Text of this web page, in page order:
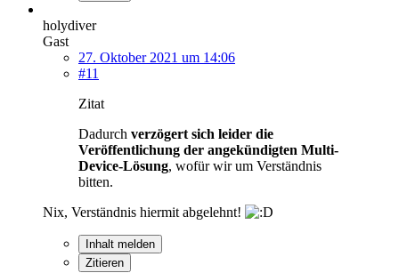
holydiver
Gast
27. Oktober 2021 um 14:06
#11
Zitat
Dadurch verzögert sich leider die
Veröffentlichung der angekündigten Multi-
Device-Lösung, wofür wir um Verständnis
bitten.
Nix, Verständnis hiermit abgelehnt!
Inhalt melden
Zitieren